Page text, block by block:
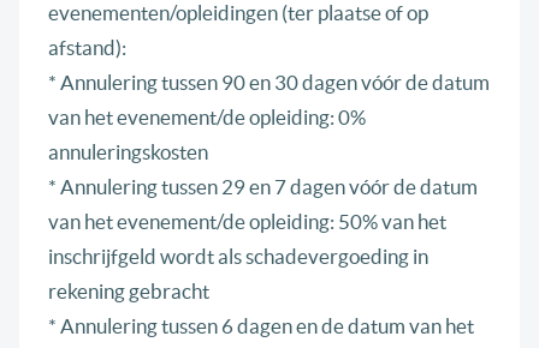
evenementen/opleidingen (ter plaatse of op
afstand):
* Annulering tussen 90 en 30 dagen vóór de datum
van het evenement/de opleiding: 0%
annuleringskosten
* Annulering tussen 29 en 7 dagen vóór de datum
van het evenement/de opleiding: 50% van het
inschrijfgeld wordt als schadevergoeding in
rekening gebracht
* Annulering tussen 6 dagen en de datum van het